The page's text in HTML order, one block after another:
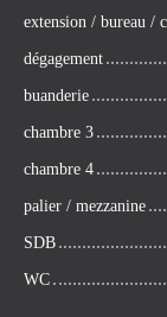
extension / bureau /
dégagement
buanderie
chambre 3
chambre 4
palier / mezzanine
SDB
WC